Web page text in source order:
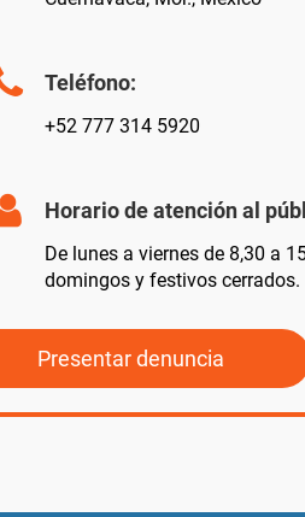
Teléfono:
+52 777 314 5920
Horario de atención al
De lunes a viernes de 8,30 a
domingos y festivos cerrados.
Presentar denuncia